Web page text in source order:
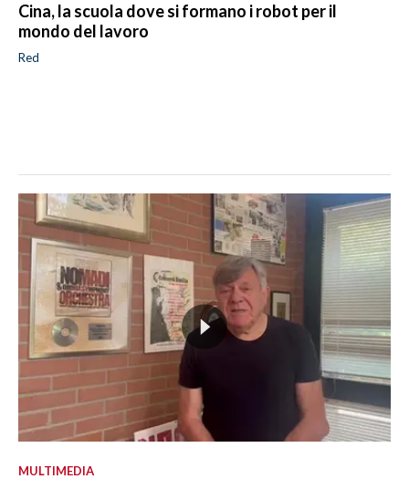
Cina, la scuola dove si formano i robot per il
mondo del lavoro
Red
MULTIMEDIA